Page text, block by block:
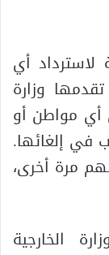
لاسترداد أي
وزارة
أي مواطن أو
في إلغائها.
مرة أخرى،
الخارجية